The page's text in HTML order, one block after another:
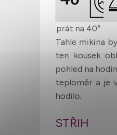
prát na 40°
Tahle mikina
ten kousek
pohled na
teploměr a je
hodilo.
STŘIH